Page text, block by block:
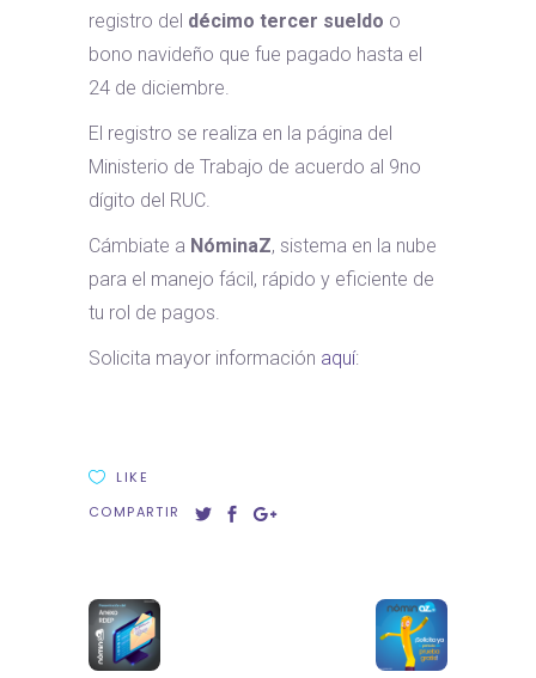
registro del décimo tercer sueldo o
bono navideño que fue pagado hasta el
24 de diciembre.
El registro se realiza en la página del
Ministerio de Trabajo de acuerdo al 9no
dígito del RUC.
Cámbiate a NóminaZ, sistema en la nube
para el manejo fácil, rápido y eficiente de
tu rol de pagos.
Solicita mayor información aquí:
LIKE
COMPARTIR